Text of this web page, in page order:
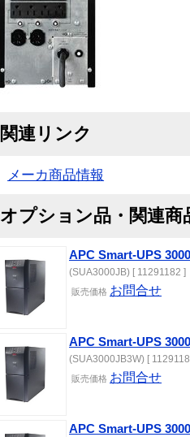
関連リンク
メーカ商品情報
オプション品・関連商
APC Smart-UPS
(SUA3000JB) [ 11291182 ]
販売価格 お問合せ
APC Smart-UPS
(SUA3000JB3W) [
販売価格 お問合せ
APC Smart-UPS